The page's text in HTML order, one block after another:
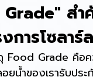
Grade" ส
การโซลาร์
Food Grade คือ
ยน้ำของเรารับปร